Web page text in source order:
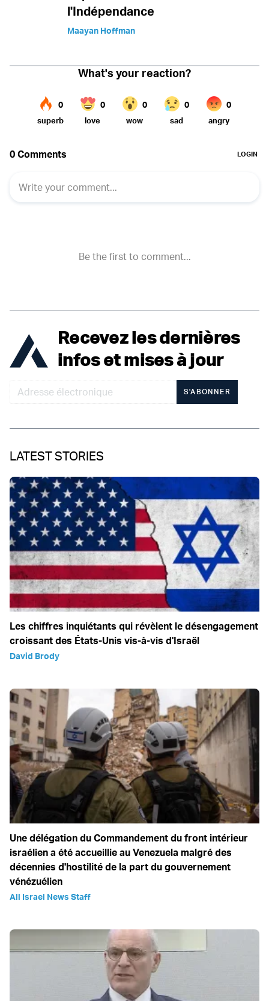
l'Indépendance
Maayan Hoffman
Recevez les dernières
infos et mises à jour
S'ABONNER
LATEST STORIES
Les chiffres inquiétants qui révèlent le désengagement
croissant des États-Unis vis-à-vis d'Israël
David Brody
Une délégation du Commandement du front intérieur
israélien a été accueillie au Venezuela malgré des
décennies d'hostilité de la part du gouvernement
vénézuélien
All Israel News Staff